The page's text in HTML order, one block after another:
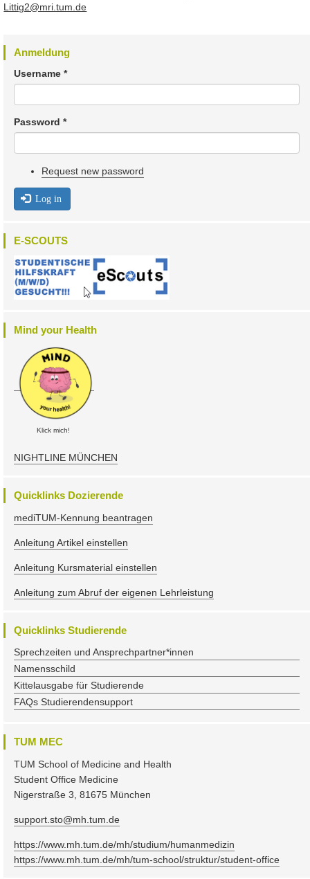
Littig2@mri.tum.de
Anmeldung
Username*
Password*
Request new password
Log in
E-SCOUTS
Mind your Health
Klick mich!
NIGHTLINE MÜNCHEN
Quicklinks Dozierende
mediTUM-Kennung beantragen
Anleitung Artikel einstellen
Anleitung Kursmaterial einstellen
Anleitung zum Abruf der eigenen Lehrleistung
Quicklinks Studierende
Sprechzeiten und Ansprechpartner*innen
Namensschild
Kittelausgabe für Studierende
FAQs Studierendensupport
TUM MEC
TUM School of Medicine and Health
Student Office Medicine
Nigerstraße 3, 81675 München
support.sto@mh.tum.de
https://www.mh.tum.de/mh/studium/humanmedizin
https://www.mh.tum.de/mh/tum-school/struktur/student-office